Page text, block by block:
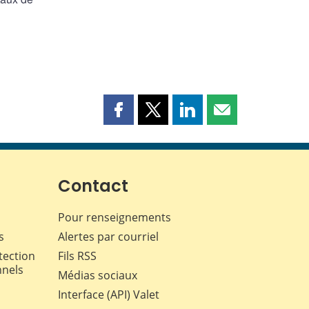
Partager
page
Facebook
Partager
page
Partager
page
Partager
page
Contact
Pour renseignements
Alertes par courriel
Fils RSS
Médias sociaux
Interface (API) Valet